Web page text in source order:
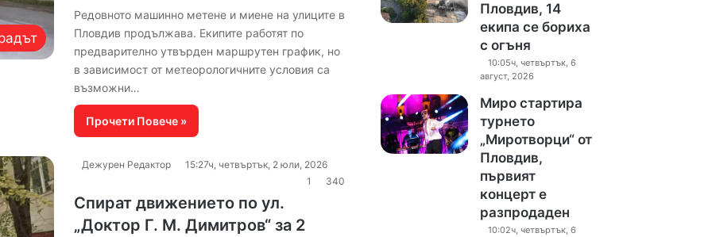
Редовното машинно метене и миене на улиците в
Пловдив продължава. Екипите работят по
предварително утвърден маршрутен график, но
в зависимост от метеорологичните условия са
възможни…
Прочети Повече »
Дежурен Редактор
15:27ч, четвъртък, 2 юли, 2026
1
340
Спират движението по ул.
„Доктор Г. М. Димитров“ за 2
Пловдив, 14
екипа се бориха
с огъня
10:05ч, четвъртък, 6
август, 2026
Миро стартира
турнето
„Миротворци“ от
Пловдив,
първият
концерт е
разпродаден
10:02ч, четвъртък, 6